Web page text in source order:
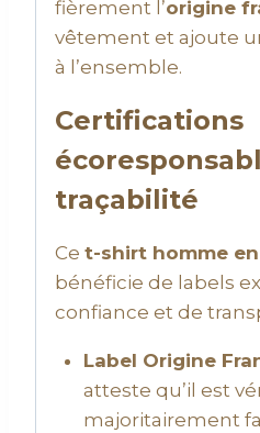
fièrement l’origine
vêtement et ajoute
à l’ensemble.
Certifications
traçabilité
Ce t-shirt homme
bénéficie de labels
confiance et de
Label Origine
atteste qu’il est
majoritairement